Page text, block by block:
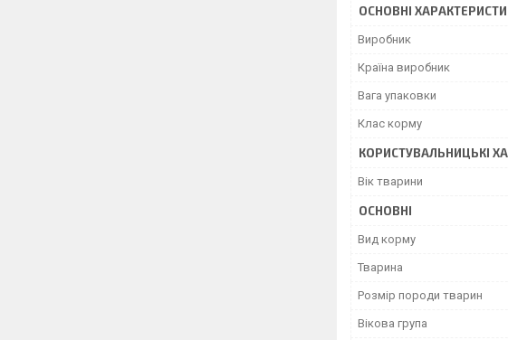
ОСНОВНІ
Виробник
Країна виробник
Вага упаковки
Клас корму
КОРИСТУВАЛЬНИЦЬКІ
Вік тварини
ОСНОВНІ
Вид корму
Тварина
Розмір породи тварин
Вікова група